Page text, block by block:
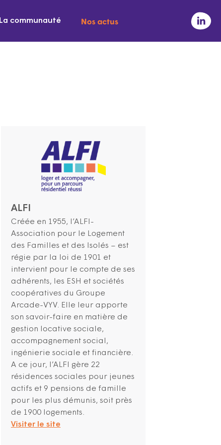
La communauté Nos actus
ALFI
Créée en 1955, l’ALFI-
Association pour le Logement
des Familles et des Isolés – est
régie par la loi de 1901 et
intervient pour le compte de ses
adhérents, les ESH et sociétés
coopératives du Groupe
Arcade-VYV. Elle leur apporte
son savoir-faire en matière de
gestion locative sociale,
accompagnement social,
ingénierie sociale et financière.
A ce jour, l’ALFI gère 22
résidences sociales pour jeunes
actifs et 9 pensions de famille
pour les plus démunis, soit près
de 1900 logements.
Visiter le site